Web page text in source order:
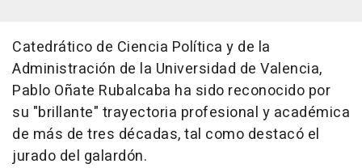
Catedrático de Ciencia Política y de la
Administración de la Universidad de Valencia,
Pablo Oñate Rubalcaba ha sido reconocido por
su "brillante" trayectoria profesional y académica
de más de tres décadas, tal como destacó el
jurado del galardón.